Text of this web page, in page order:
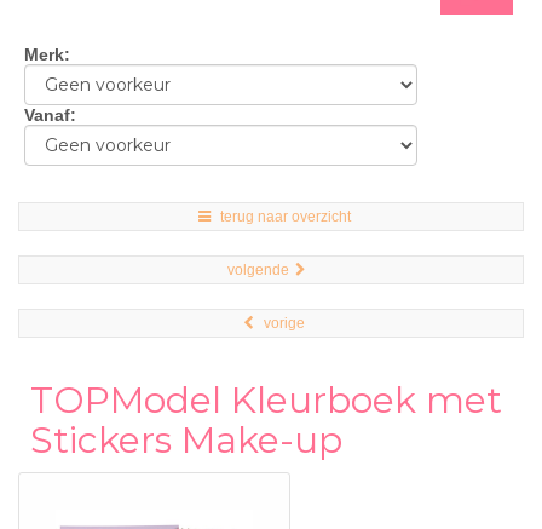
Merk:
Vanaf:
terug naar overzicht
volgende
vorige
TOPModel Kleurboek met
Stickers Make-up